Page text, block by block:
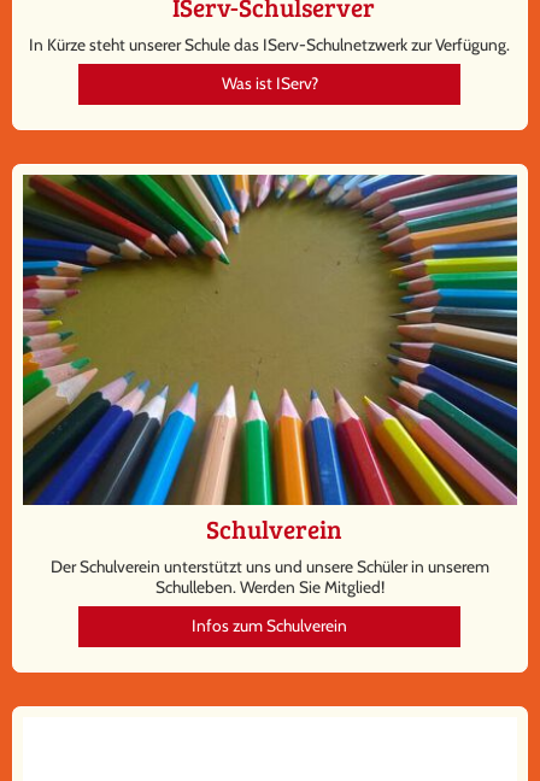
IServ-Schulserver
In Kürze steht unserer Schule das IServ-Schulnetzwerk zur Verfügung.
Was ist IServ?
Schulverein
Der Schulverein unterstützt uns und unsere Schüler in unserem
Schulleben. Werden Sie Mitglied!
Infos zum Schulverein